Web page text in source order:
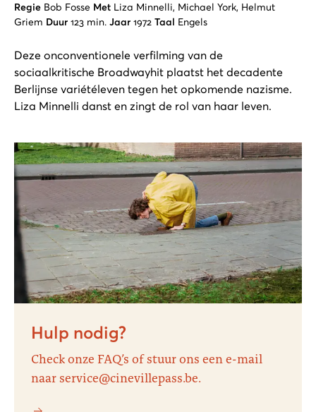
Regie Bob Fosse Met Liza Minnelli, Michael York, Helmut
Griem Duur 123 min. Jaar 1972 Taal Engels
Deze onconventionele verfilming van de
sociaalkritische Broadwayhit plaatst het decadente
Berlijnse variétéleven tegen het opkomende nazisme.
Liza Minnelli danst en zingt de rol van haar leven.
Hulp nodig?
Check onze FAQ’s of stuur ons een e-mail
naar service@cinevillepass.be.